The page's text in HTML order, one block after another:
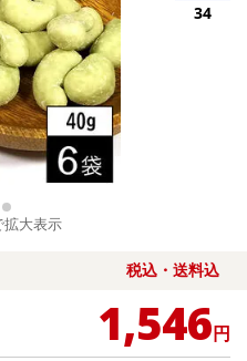
拡大表示
34
税込・送料込
1,546円